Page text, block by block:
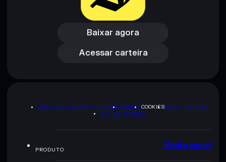
Baixar agora
Baixar agora
Acessar carteira
Acessar carteira
POLÍTICA DE PRIVACIDADETERMSCOOKIESMAPA DO SITE
KIT DA MARCA
PRODUTO Visão geral